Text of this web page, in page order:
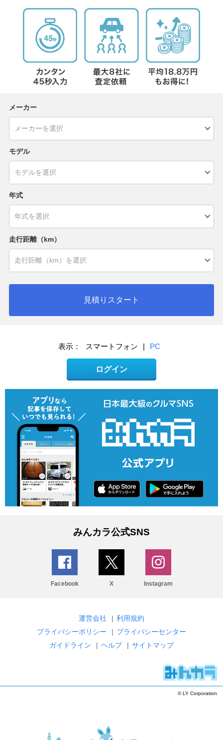
メーカー
モデル
年式
走行距離（km）
見積りスタート
表示： スマートフォン | PC
ログイン
みんカラ公式SNS
Facebook X Instagram
運営会社 | 利用規約
プライバシーポリシー
| プライバシーセンター
ガイドライン
| ヘルプ | サイトマップ
© LY Corporation